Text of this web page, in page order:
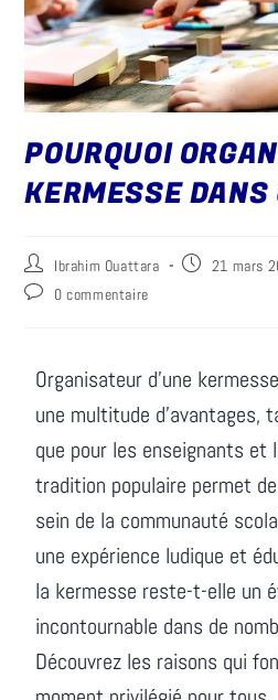
POURQUOI
KERMESSE DANS
Ibrahim Ouattara 21 mars
0 commentaire
Organisateur d'une
une multitude d'avantages,
que pour les enseignants et
tradition populaire permet
sein de la communauté
une expérience ludique et
la kermesse reste-t-elle un
incontournable dans de
Découvrez les raisons qui